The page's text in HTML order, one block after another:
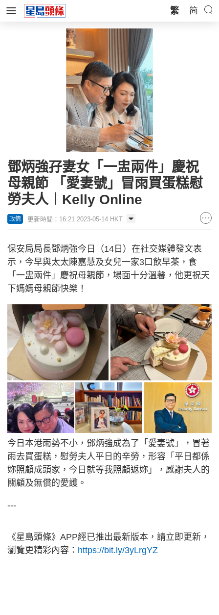
繁 简
鄧炳強孖妻女「一盅兩件」慶祝
母親節 「愛妻號」冒雨買蛋糕慰
勞夫人︱Kelly Online
政情 更新時間：16:21 2023-05-14 HKT
保安局局長鄧炳強今日（14日）在社交媒體發文表
示，今早與太太陳嘉慧及女兒一家3口飲早茶，食
「一盅兩件」慶祝母親節，場面十分溫馨，他更祝天
下媽媽母親節快樂！
今日本港雨勢不小，鄧炳強成為了「愛妻號」，冒著
雨去買蛋糕，慰勞夫人平日的辛勞，形容「平日都係
妳照顧成頭家，今日就等我照顧返妳」，感謝夫人的
關顧及無償的愛護。
---
《星島頭條》APP經已推出最新版本，請立即更新，
瀏覽更精彩內容： https://bit.ly/3yLrgYZ